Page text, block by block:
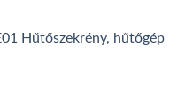
Hűtőszekrény, hűtőgép